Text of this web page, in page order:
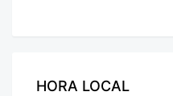
HORA LOCAL